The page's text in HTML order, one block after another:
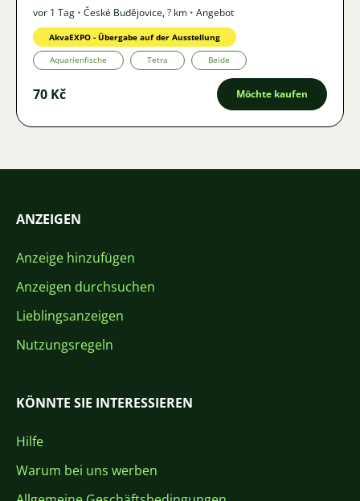
vor 1 Tag • České Budějovice,? km • Angebot
AkvaEXPO - Übergabe auf der Ausstellung
Aquarienfische Tetra Beide
70 Kč Möchte kaufen
ANZEIGEN
Anzeige hinzufügen
Anzeigen durchsuchen
Lieblingsanzeigen
Nutzungsregeln
KÖNNTE SIE INTERESSIEREN
Hilfe
Warum bei uns werben